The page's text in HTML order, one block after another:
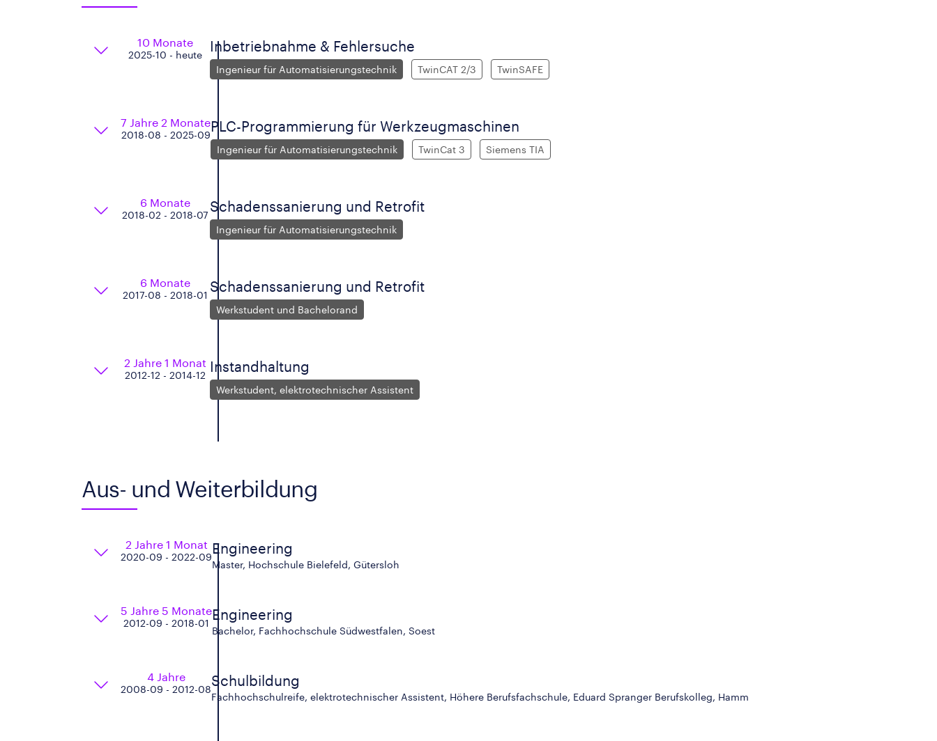
10 Monate
2025-10 - heute
Inbetriebnahme & Fehlersuche
Ingenieur für Automatisierungstechnik TwinCAT 2/3 TwinSAFE
7 Jahre 2 Monate
2018-08 - 2025-09
PLC-Programmierung für Werkzeugmaschinen
Ingenieur für Automatisierungstechnik TwinCat 3 Siemens TIA
6 Monate
2018-02 - 2018-07
Schadenssanierung und Retrofit
Ingenieur für Automatisierungstechnik
6 Monate
2017-08 - 2018-01
Schadenssanierung und Retrofit
Werkstudent und Bachelorand
2 Jahre 1 Monat
2012-12 - 2014-12
Instandhaltung
Werkstudent, elektrotechnischer Assistent
Aus- und Weiterbildung
2 Jahre 1 Monat
2020-09 - 2022-09
Engineering
Master, Hochschule Bielefeld, Gütersloh
5 Jahre 5 Monate
2012-09 - 2018-01
Engineering
Bachelor, Fachhochschule Südwestfalen, Soest
4 Jahre
2008-09 - 2012-08
Schulbildung
Fachhochschulreife, elektrotechnischer Assistent, Höhere Berufsfachschule, Eduard Spranger Berufskolleg, Hamm